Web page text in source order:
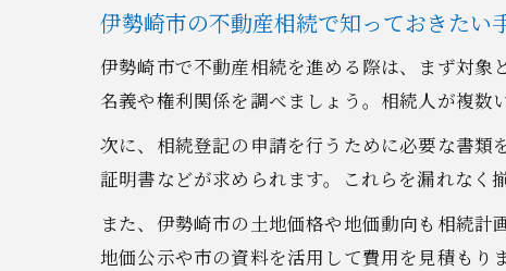
伊勢崎市の不動産相続で知っておきたい
伊勢崎市で不動産相続を進める際は、まず対象
名義や権利関係を調べましょう。相続人が複数
次に、相続登記の申請を行うために必要な書
証明書などが求められます。これらを漏れなく
また、伊勢崎市の土地価格や地価動向も相続
地価公示や市の資料を活用して費用を見積もり